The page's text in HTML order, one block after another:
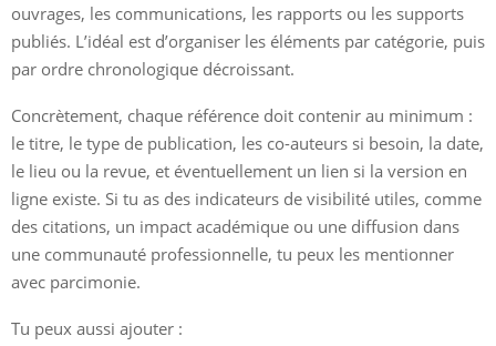
ouvrages, les communications, les rapports ou les supports
publiés. L’idéal est d’organiser les éléments par catégorie, puis
par ordre chronologique décroissant.
Concrètement, chaque référence doit contenir au minimum :
le titre, le type de publication, les co-auteurs si besoin, la date,
le lieu ou la revue, et éventuellement un lien si la version en
ligne existe. Si tu as des indicateurs de visibilité utiles, comme
des citations, un impact académique ou une diffusion dans
une communauté professionnelle, tu peux les mentionner
avec parcimonie.
Tu peux aussi ajouter :